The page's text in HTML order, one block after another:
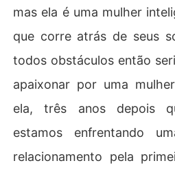
mas ela é uma mulher
que corre atrás de seus
todos obstáculos então
apaixonar por uma
ela, três anos depois
estamos enfrentando
relacionamento pela